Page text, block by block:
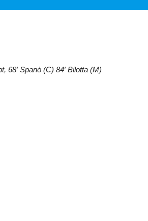
68′ Spanò (C) 84′ Bilotta (M)